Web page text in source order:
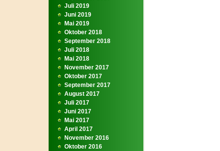
Juli 2019
Juni 2019
Mai 2019
Oktober 2018
September 2018
Juli 2018
Mai 2018
November 2017
Oktober 2017
September 2017
August 2017
Juli 2017
Juni 2017
Mai 2017
April 2017
November 2016
Oktober 2016